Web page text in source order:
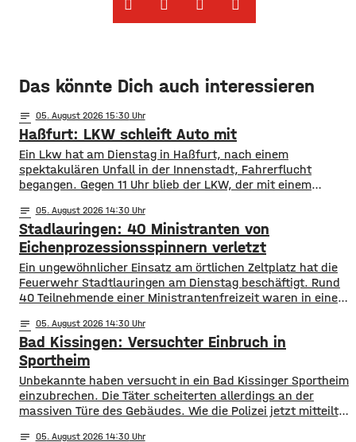
Das könnte Dich auch interessieren
notes 05. August 2026 15:30
Haßfurt: LKW schleift Auto mit
Ein Lkw hat am Dienstag in Haßfurt, nach einem
spektakulären Unfall in der Innenstadt, Fahrerflucht
begangen. Gegen 11 Uhr blieb der LKW, der mit einem
hängen. Das Gespann schleifte das Auto mehrere Meter
mit und fuhr dann einfach davon. Der PKW wurde an der
Front massiv beschädigt, der
notes 05. August 2026 14:30
Stadlauringen: 40 Ministranten von
Eichenprozessionsspinnern verletzt
Ein ungewöhnlicher Einsatz am örtlichen Zeltplatz hat die
Feuerwehr Stadtlauringen am Dienstag beschäftigt. Rund
40 Teilnehmende einer Ministrantenfreizeit waren in einem
Eichenprozessionsspinners in Kontakt gekommen. Da die
Betroffenen auch mit den anderen Teilnehmern der Freizeit
Kontakt hatten mussten schließlich alle 94 Camper
untersucht werden. Die Haare der
Eichenprozessionsspinner können schwere
notes 05. August 2026 14:30
Bad Kissingen: Versuchter Einbruch in
Sportheim
Unbekannte haben versucht in ein Bad Kissinger Sportheim
einzubrechen. Die Täter scheiterten allerdings an der
massiven Türe des Gebäudes. Wie die Polizei jetzt mitteilt,
notes 05. August 2026 14:30